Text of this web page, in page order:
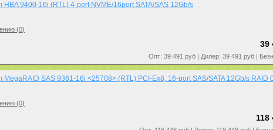
HBA 9400-16i (RTL) 4-port NVME/16port SATA/SAS 12Gb/s
(0)
39
Опт: 39 491 руб | Дилер: 39 491 руб |
MegaRAID SAS 9361-16i <25708> (RTL) PCI-Ex8, 16-port SAS/SATA 12Gb/s RAID
(0)
118